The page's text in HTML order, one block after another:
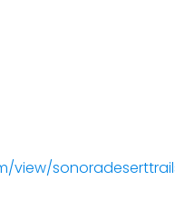
view/